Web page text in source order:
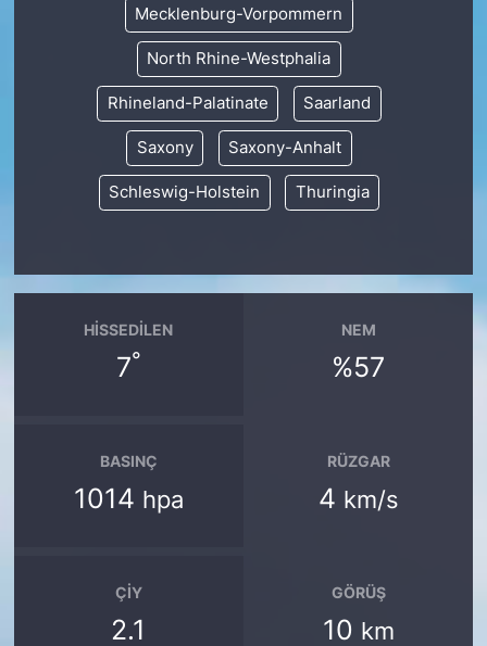
Mecklenburg-Vorpommern
North Rhine-Westphalia
Rhineland-Palatinate Saarland
Saxony Saxony-Anhalt
Schleswig-Holstein Thuringia
HISSEDILEN
7°
NEM
%57
BASINÇ
1014 hpa
RÜZGAR
4 km/s
ÇIY
2.1
GÖRÜŞ
10 km